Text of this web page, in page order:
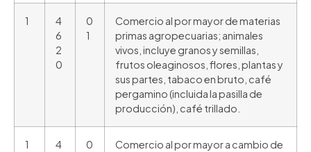
1
4
6
2
0
0
1
Comercio al por mayor de materias
primas agropecuarias; animales
vivos, incluye granos y semillas,
frutos oleaginosos, flores, plantas y
sus partes, tabaco en bruto, café
pergamino (incluida la pasilla de
producción), café trillado.
1
4
0
Comercio al por mayor a cambio de